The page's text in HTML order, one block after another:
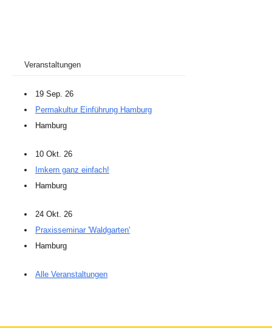
Veranstaltungen
19 Sep. 26
Permakultur Einführung Hamburg
Hamburg
10 Okt. 26
Imkern ganz einfach!
Hamburg
24 Okt. 26
Praxisseminar 'Waldgarten'
Hamburg
Alle Veranstaltungen